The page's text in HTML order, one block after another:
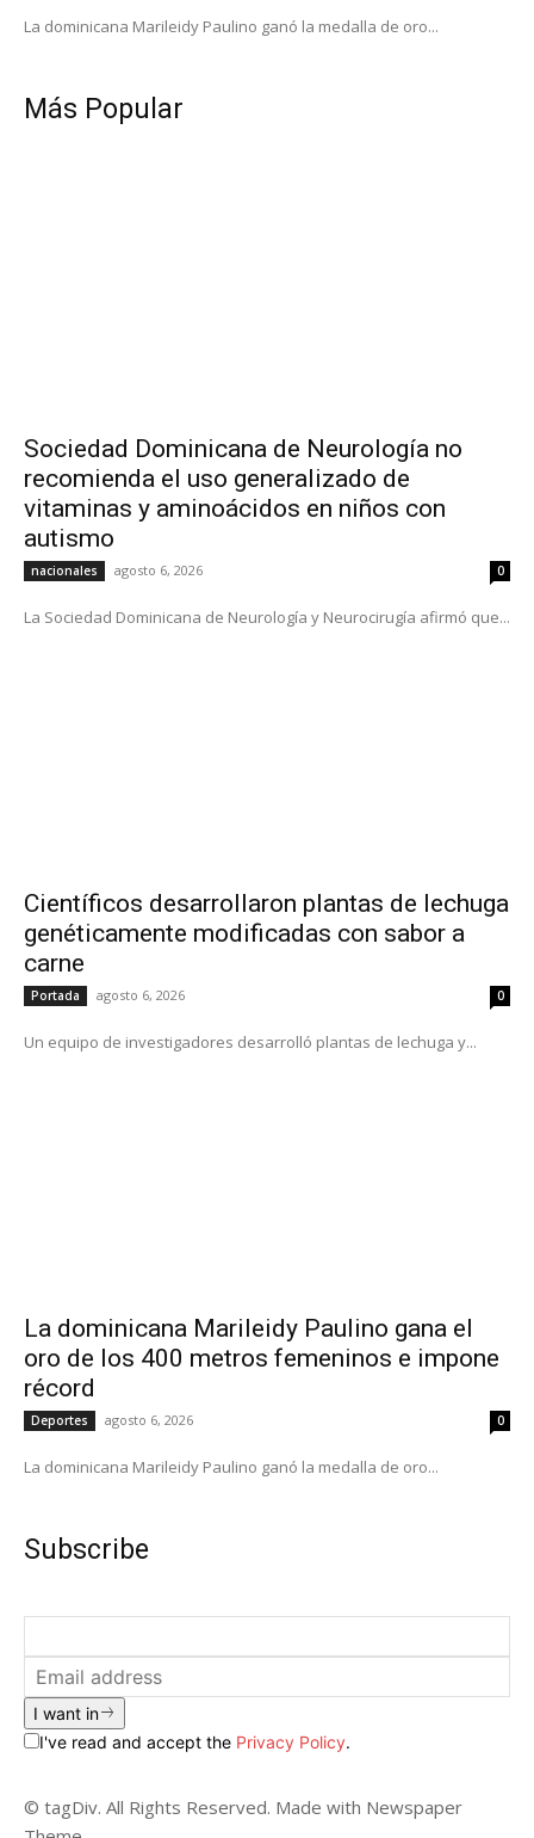
La dominicana Marileidy Paulino ganó la medalla de oro...
Más Popular
Sociedad Dominicana de Neurología no
recomienda el uso generalizado de
vitaminas y aminoácidos en niños con
autismo
nacionales agosto 6, 2026 0
La Sociedad Dominicana de Neurología y Neurocirugía afirmó que...
Científicos desarrollaron plantas de lechuga
genéticamente modificadas con sabor a
carne
Portada agosto 6, 2026 0
Un equipo de investigadores desarrolló plantas de lechuga y...
La dominicana Marileidy Paulino gana el
oro de los 400 metros femeninos e impone
récord
Deportes agosto 6, 2026 0
La dominicana Marileidy Paulino ganó la medalla de oro...
Subscribe
I want in
I've read and accept the Privacy Policy.
© tagDiv. All Rights Reserved. Made with Newspaper